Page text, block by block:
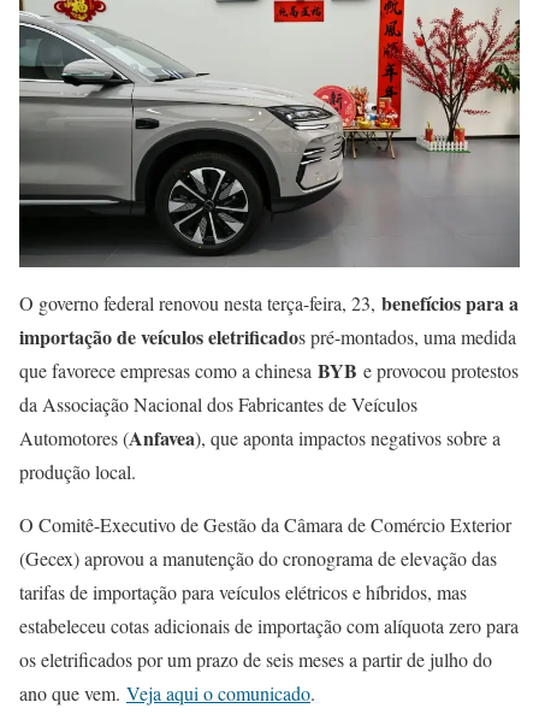
O governo federal renovou nesta terça-feira, 23, benefícios para a
importação de veículos eletrificados pré-montados, uma medida
que favorece empresas como a chinesa BYB e provocou protestos
da Associação Nacional dos Fabricantes de Veículos
Automotores (Anfavea), que aponta impactos negativos sobre a
produção local.
O Comitê-Executivo de Gestão da Câmara de Comércio Exterior
(Gecex) aprovou a manutenção do cronograma de elevação das
tarifas de importação para veículos elétricos e híbridos, mas
estabeleceu cotas adicionais de importação com alíquota zero para
os eletrificados por um prazo de seis meses a partir de julho do
ano que vem. Veja aqui o comunicado.